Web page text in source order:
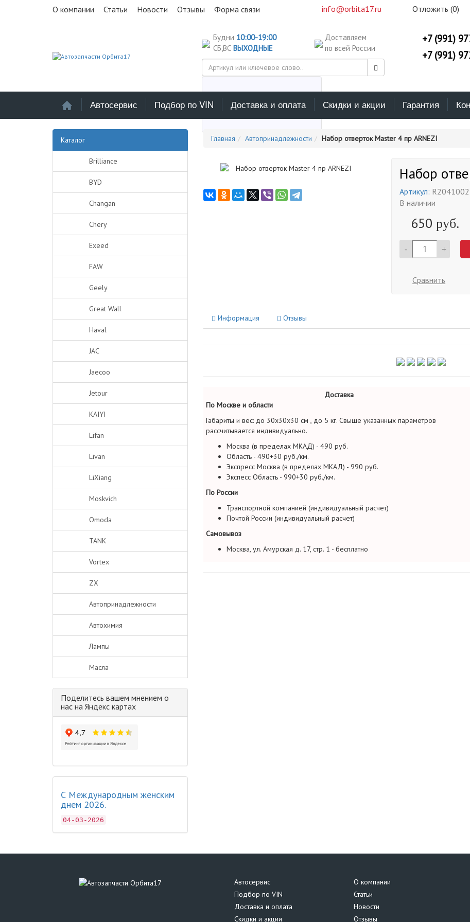
О компании Статьи Новости Отзывы Форма связи info@orbita17.ru Отложить (0)
Будни 10:00-19:00
СБ,ВС ВЫХОДНЫЕ
Доставляем
по всей России
Выберите каталог поиска
+7 (991)
+7 (991)
Автосервис Подбор по VIN Доставка и оплата Скидки и акции Гарантия
Каталог
Brilliance
BYD
Changan
Chery
Exeed
FAW
Geely
Great Wall
Haval
JAC
Jaecoo
Jetour
KAIYI
Lifan
Livan
LiXiang
Moskvich
Omoda
TANK
Vortex
ZX
Автопринадлежности
Автохимия
Лампы
Масла
Поделитесь вашем мнением о
нас на Яндекс картах
С Международным женским
днем 2026.
04-03-2026
Главная Автопринадлежности Набор отверток Master 4 пр ARNEZI
Набор
Артикул: R2041002
В наличии
650 руб.
- +
Сравнить
Информация Отзывы
Доставка
По Москве и области
Габариты и вес: до 30х30х30 см , до 5 кг. Свыше указанных параметров
рассчитывается индивидуально.
Москва (в пределах МКАД) - 490 руб.
Область - 490+30 руб./км.
Экспресс Москва (в пределах МКАД) - 990 руб.
Экспесс Область - 990+30 руб./км.
По России
Транспортной компанией (индивидуальный расчет)
Почтой России (индивидуальный расчет)
Самовывоз
Москва, ул. Амурская д. 17, стр. 1 - бесплатно
Автосервис
Подбор по VIN
Доставка и оплата
Скидки и акции
О компании
Статьи
Новости
Отзывы